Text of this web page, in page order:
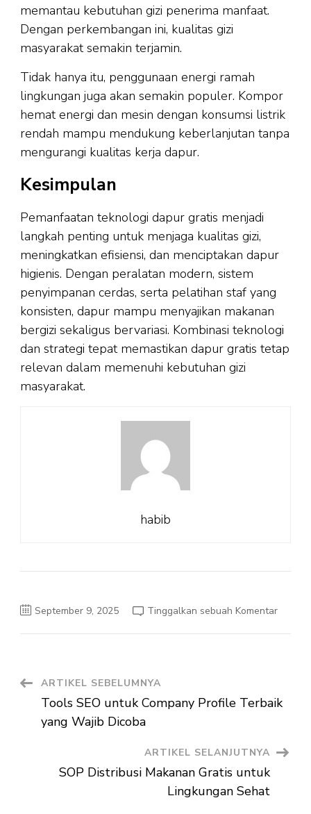
memantau kebutuhan gizi penerima manfaat.
Dengan perkembangan ini, kualitas gizi
masyarakat semakin terjamin.
Tidak hanya itu, penggunaan energi ramah
lingkungan juga akan semakin populer. Kompor
hemat energi dan mesin dengan konsumsi listrik
rendah mampu mendukung keberlanjutan tanpa
mengurangi kualitas kerja dapur.
Kesimpulan
Pemanfaatan teknologi dapur gratis menjadi
langkah penting untuk menjaga kualitas gizi,
meningkatkan efisiensi, dan menciptakan dapur
higienis. Dengan peralatan modern, sistem
penyimpanan cerdas, serta pelatihan staf yang
konsisten, dapur mampu menyajikan makanan
bergizi sekaligus bervariasi. Kombinasi teknologi
dan strategi tepat memastikan dapur gratis tetap
relevan dalam memenuhi kebutuhan gizi
masyarakat.
habib
September 9, 2025 Tinggalkan sebuah Komentarpada
Navigasi
Artikel
ARTIKEL SEBELUMNYA
Tools SEO untuk Company Profile Terbaik
yang Wajib Dicoba
ARTIKEL SELANJUTNYA
SOP Distribusi Makanan Gratis untuk
Lingkungan Sehat